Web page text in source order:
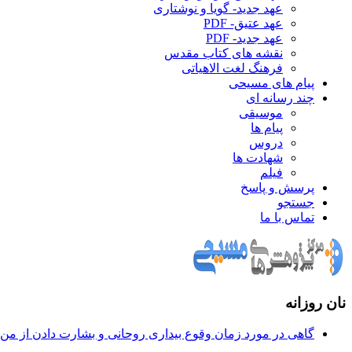
عهد جدید- گویا و نوشتاری
عهد عتیق- PDF
عهد جدید- PDF
نقشه های کتاب مقدس
فرهنگ لغت الاهیاتی
پیام های مسیحی
چند رسانه ای
موسیقی
پیام ها
دروس
شهادت ها
فیلم
پرسش و پاسخ
جستجو
تماس با ما
نان روزانه
گاهی در مورد زمان وقوع بيداری روحانی و بشارت دادن از من